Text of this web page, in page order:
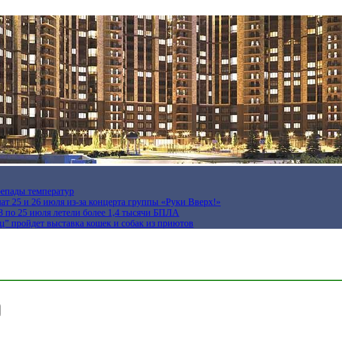
температур
25 и 26 июля из-за концерта группы «Руки Вверх!»
по 25 июля летели более 1,4 тысячи БПЛА
пройдет выставка кошек и собак из приютов